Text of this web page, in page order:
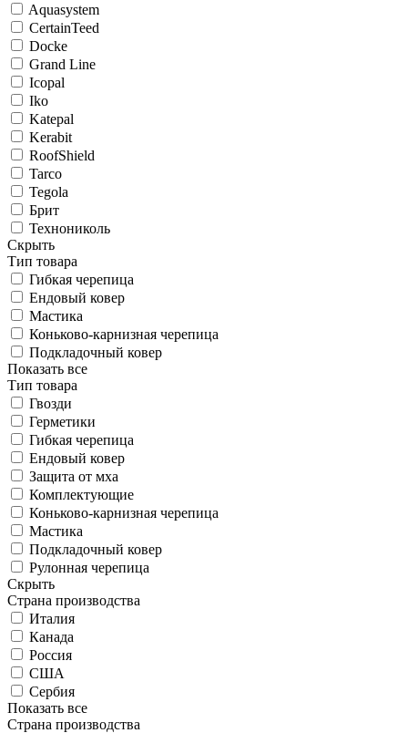
Aquasystem
CertainTeed
Docke
Grand Line
Icopal
Iko
Katepal
Kerabit
RoofShield
Tarco
Tegola
Брит
Технониколь
Скрыть
Тип товара
Гибкая черепица
Ендовый ковер
Мастика
Коньково-карнизная черепица
Подкладочный ковер
Показать все
Тип товара
Гвозди
Герметики
Гибкая черепица
Ендовый ковер
Защита от мха
Комплектующие
Коньково-карнизная черепица
Мастика
Подкладочный ковер
Рулонная черепица
Скрыть
Страна производства
Италия
Канада
Россия
США
Сербия
Показать все
Страна производства